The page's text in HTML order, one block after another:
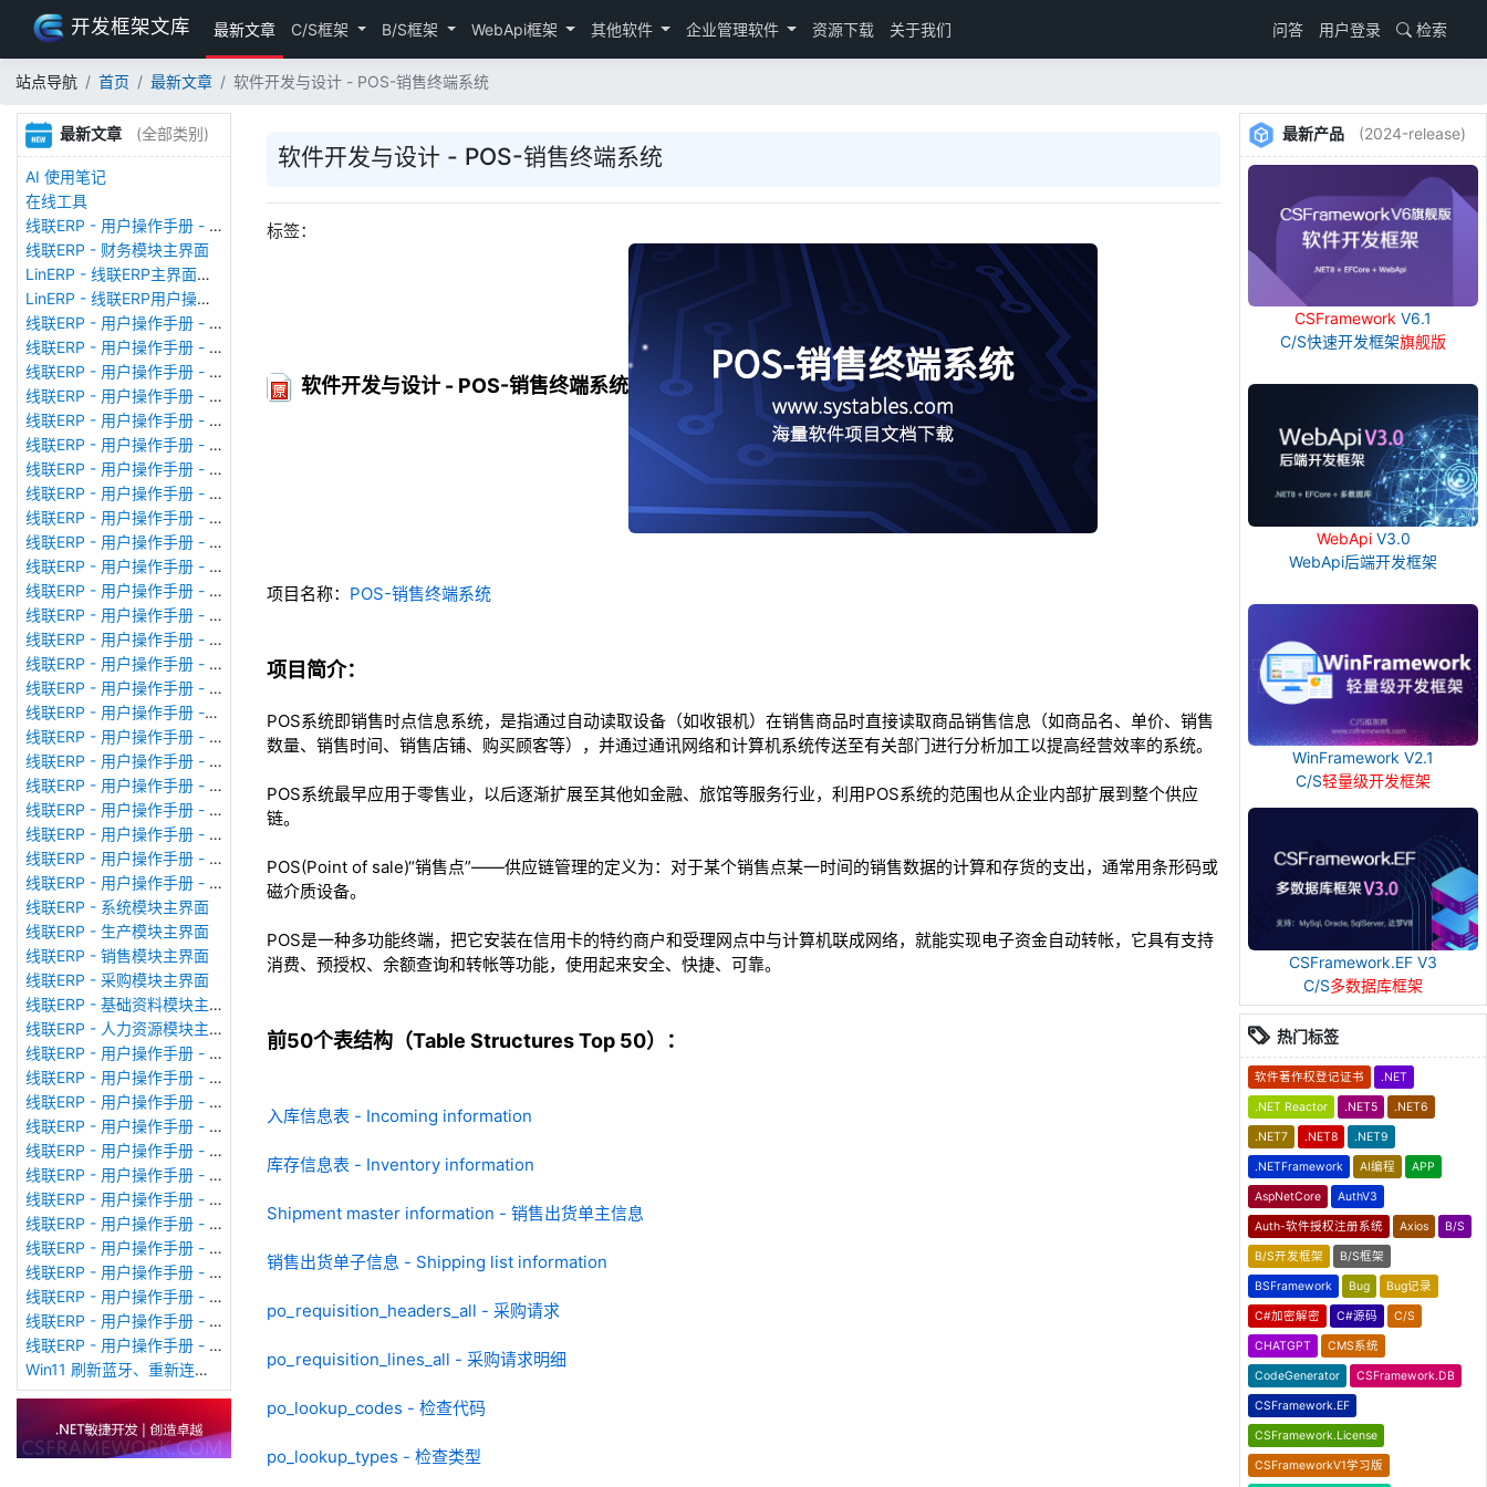
开发框架文库 最新文章 C/S框架 B/S框架 WebApi框架 其他软件 企业管理软件 资源下载 关于我们 问答 用户登录 检索
站点导航 首页 最新文章 软件开发与设计 - POS-销售终端系统
最新文章 (全部类别)
AI 使用笔记
在线工具
线联ERP - 用户操作手册 - 存货期初
线联ERP - 财务模块主界面
LinERP - 线联ERP主界面（HOME）
LinERP - 线联ERP用户操作手册 - 系统登陆
线联ERP - 用户操作手册 - 查看在线用户
线联ERP - 用户操作手册 - 数据备份
线联ERP - 用户操作手册 - 工厂管理
线联ERP - 用户操作手册 - 帐套管理
线联ERP - 用户操作手册 - 语种设置
线联ERP - 用户操作手册 - 国际化多语言
线联ERP - 用户操作手册 - 报表管理
线联ERP - 用户操作手册 - 字段名管理
线联ERP - 用户操作手册 - 模块管理
线联ERP - 用户操作手册 - 广播消息
线联ERP - 用户操作手册 - 审计日志
线联ERP - 用户操作手册 - 公司资料设置
线联ERP - 用户操作手册 - 系统参数设置
线联ERP - 用户操作手册 - 单据类型
线联ERP - 用户操作手册 - 号码规则
线联ERP - 用户操作手册 - 功能菜单
线联ERP - 用户操作手册 -分配临时角色
线联ERP - 用户操作手册 - 组织架构
线联ERP - 用户操作手册 - 用户管理
线联ERP - 用户操作手册 - 角色/岗位管理
线联ERP - 用户操作手册 - 暂估入库明细表
线联ERP - 用户操作手册 - 物料收发明细表
线联ERP - 用户操作手册 - 即时库存余额表
线联ERP - 用户操作手册 - 库存账龄分析表
线联ERP - 系统模块主界面
线联ERP - 生产模块主界面
线联ERP - 销售模块主界面
线联ERP - 采购模块主界面
线联ERP - 基础资料模块主界面
线联ERP - 人力资源模块主界面
线联ERP - 用户操作手册 - 个人考勤报表（横向）
线联ERP - 用户操作手册 - 部门考勤报表
线联ERP - 用户操作手册 - 个人考勤报表
线联ERP - 用户操作手册 - 考勤计算
线联ERP - 用户操作手册 - 节假日管理
线联ERP - 用户操作手册 - 请假管理
线联ERP - 用户操作手册 - 补卡管理
线联ERP - 用户操作手册 - 考勤设备管理
线联ERP - 用户操作手册 - 考勤参数配置
线联ERP - 用户操作手册 - 考勤设备绑定
线联ERP - 用户操作手册 - 员工档案
线联ERP - 用户操作手册 - 班次管理
线联ERP - 用户操作手册 - 排班管理
Win11 刷新蓝牙、重新连接蓝牙音响
软件开发与设计 - POS-销售终端系统
标签：
软件开发与设计 - POS-销售终端系统
项目名称： POS-销售终端系统
项目简介：
POS系统即销售时点信息系统，是指通过自动读取设备（如收银机）在销售商品时直接读取商品销售信息（如商品名、单价、销售
数量、销售时间、销售店铺、购买顾客等），并通过通讯网络和计算机系统传送至有关部门进行分析加工以提高经营效率的系统。
POS系统最早应用于零售业，以后逐渐扩展至其他如金融、旅馆等服务行业，利用POS系统的范围也从企业内部扩展到整个供应
链。
POS(Point of sale)“销售点”——供应链管理的定义为：对于某个销售点某一时间的销售数据的计算和存货的支出，通常用条形码或
磁介质设备。
POS是一种多功能终端，把它安装在信用卡的特约商户和受理网点中与计算机联成网络，就能实现电子资金自动转帐，它具有支持
消费、预授权、余额查询和转帐等功能，使用起来安全、快捷、可靠。
前50个表结构（Table Structures Top 50）：
入库信息表 - Incoming information
库存信息表 - Inventory information
Shipment master information - 销售出货单主信息
销售出货单子信息 - Shipping list information
po_requisition_headers_all - 采购请求
po_requisition_lines_all - 采购请求明细
po_lookup_codes - 检查代码
po_lookup_types - 检查类型
最新产品 (2024-release)
CSFramework V6.1
C/S快速开发框架旗舰版
WebApiV3.0
WebApi后端开发框架
WinFramework V2.1
C/S轻量级开发框架
CSFramework.EF V3
C/S多数据库框架
热门标签
软件著作权登记证书 .NET
.NET Reactor .NET5 .NET6
.NET7 .NET8 .NET9
.NETFramework AI编程 APP
AspNetCore AuthV3
Auth-软件授权注册系统 Axios B/S
B/S开发框架 B/S框架
BSFramework Bug Bug记录
C#加密解密 C#源码 C/S
CHATGPT CMS系统
CodeGenerator CSFramework.DB
CSFramework.EF
CSFramework.License
CSFrameworkV1学习版